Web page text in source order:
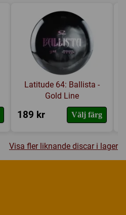
Latitude 64: Ballista -
Gold Line
189 kr Välj färg
Visa fler liknande discar i lager